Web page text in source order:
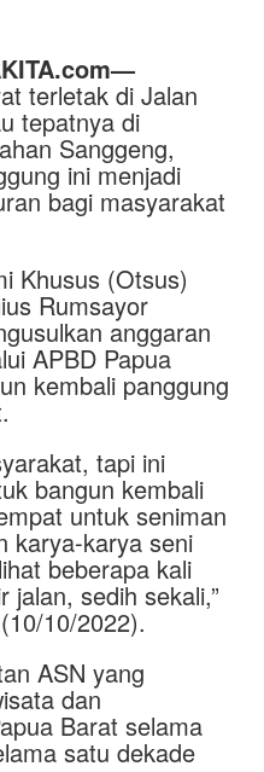
terletak di Jalan
tepatnya di
Sanggeng,
ini menjadi
bagi masyarakat
Khusus (Otsus)
Rumsayor
anggaran
APBD Papua
kembali panggung
tapi ini
bangun kembali
untuk seniman
karya-karya seni
beberapa kali
jalan, sedih sekali,”
10/2022).
ASN yang
dan
Barat selama
satu dekade